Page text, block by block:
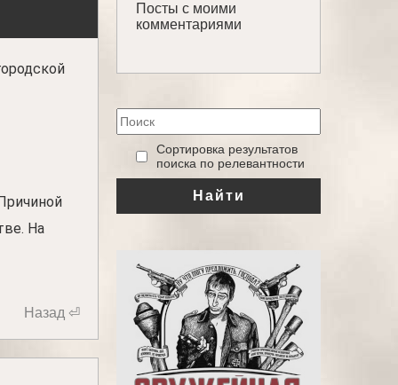
На
Назад ⏎
Посты с моими
комментариями
‎Сортировка результатов
поиска по релевантности
Найти